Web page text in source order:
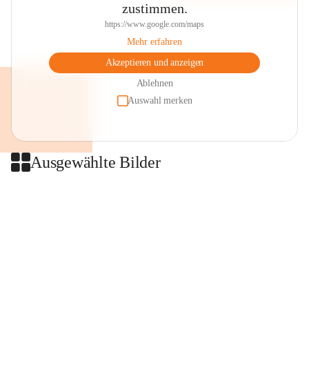
zustimmen.
https://www.google.com/maps
Mehr erfahren
Akzeptieren und anzeigen
Ablehnen
Auswahl merken
Ausgewählte Bilder